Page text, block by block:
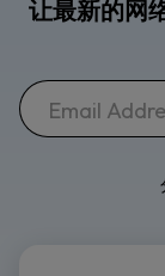
让最新的网